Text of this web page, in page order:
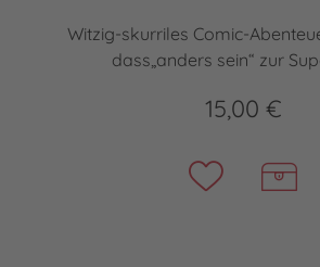
Witzig-skurriles Comic-
dass„anders sein“ zur
15,00 €